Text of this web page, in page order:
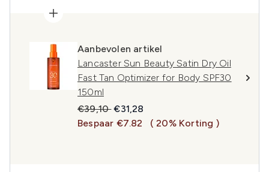
Aanbevolen artikel
Lancaster Sun Beauty Satin Dry Oil
Fast Tan Optimizer for Body SPF30
150ml
Recommended Retail Price:
€39,10Huidige prijs:
€31,28
Bespaar €7.82
( 20% Korting )